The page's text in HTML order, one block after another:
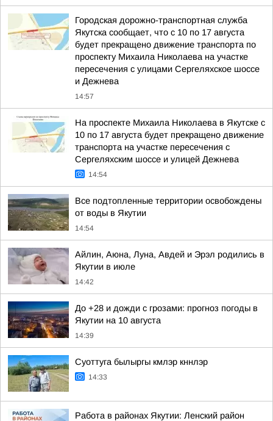
Городская дорожно-транспортная служба
Якутска сообщает, что с 10 по 17 августа
будет прекращено движение транспорта по
проспекту Михаила Николаева на участке
пересечения с улицами Сергеляхское шоссе
и Дежнева
14:57
На проспекте Михаила Николаева в Якутске с
10 по 17 августа будет прекращено движение
транспорта на участке пересечения с
Сергеляхским шоссе и улицей Дежнева
14:54
Все подтопленные территории освобождены
от воды в Якутии
14:54
Айлин, Аюна, Луна, Авдей и Эрэл родились в
Якутии в июле
14:42
До +28 и дожди с грозами: прогноз погоды в
Якутии на 10 августа
14:39
Суоттуга былыргы кмлэр кннлэр
14:33
Работа в районах Якутии: Ленский район